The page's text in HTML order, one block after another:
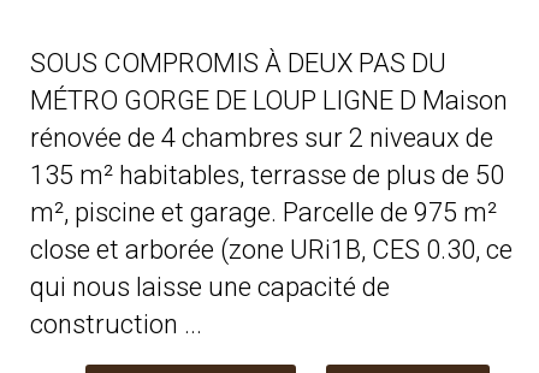
SOUS COMPROMIS À DEUX PAS DU
MÉTRO GORGE DE LOUP LIGNE D Maison
rénovée de 4 chambres sur 2 niveaux de
135 m² habitables, terrasse de plus de 50
m², piscine et garage. Parcelle de 975 m²
close et arborée (zone URi1B, CES 0.30, ce
qui nous laisse une capacité de
construction ...